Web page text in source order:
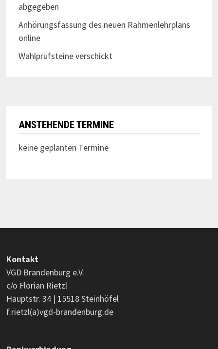
abgegeben
Anhörungsfassung des neuen Rahmenlehrplans
online
Wahlprüfsteine verschickt
ANSTEHENDE TERMINE
keine geplanten Termine
Kontakt
VGD Brandenburg e.V.
c/o Florian Rietzl
Hauptstr. 34 | 15518 Steinhöfel
f.rietzl(a)vgd-brandenburg.de